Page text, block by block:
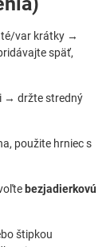
var krátky →
späť,
→ držte stredný
použite hrniec s
bezjadierkovú
štipkou